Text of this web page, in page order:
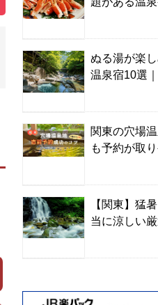
ぬる湯が楽
温泉宿10選
関東の穴場
も予約が取
【関東】猛
当に涼しい